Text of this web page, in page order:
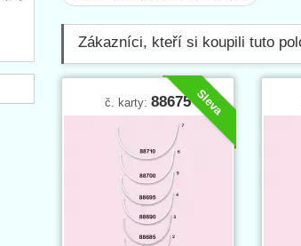
Zákazníci, kteří si koupili tuto
Sleva
č. karty: 88675